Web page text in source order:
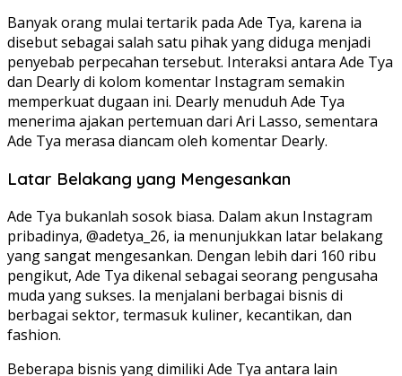
Banyak orang mulai tertarik pada Ade Tya, karena ia
disebut sebagai salah satu pihak yang diduga menjadi
penyebab perpecahan tersebut. Interaksi antara Ade Tya
dan Dearly di kolom komentar Instagram semakin
memperkuat dugaan ini. Dearly menuduh Ade Tya
menerima ajakan pertemuan dari Ari Lasso, sementara
Ade Tya merasa diancam oleh komentar Dearly.
Latar Belakang yang Mengesankan
Ade Tya bukanlah sosok biasa. Dalam akun Instagram
pribadinya, @adetya_26, ia menunjukkan latar belakang
yang sangat mengesankan. Dengan lebih dari 160 ribu
pengikut, Ade Tya dikenal sebagai seorang pengusaha
muda yang sukses. Ia menjalani berbagai bisnis di
berbagai sektor, termasuk kuliner, kecantikan, dan
fashion.
Beberapa bisnis yang dimiliki Ade Tya antara lain